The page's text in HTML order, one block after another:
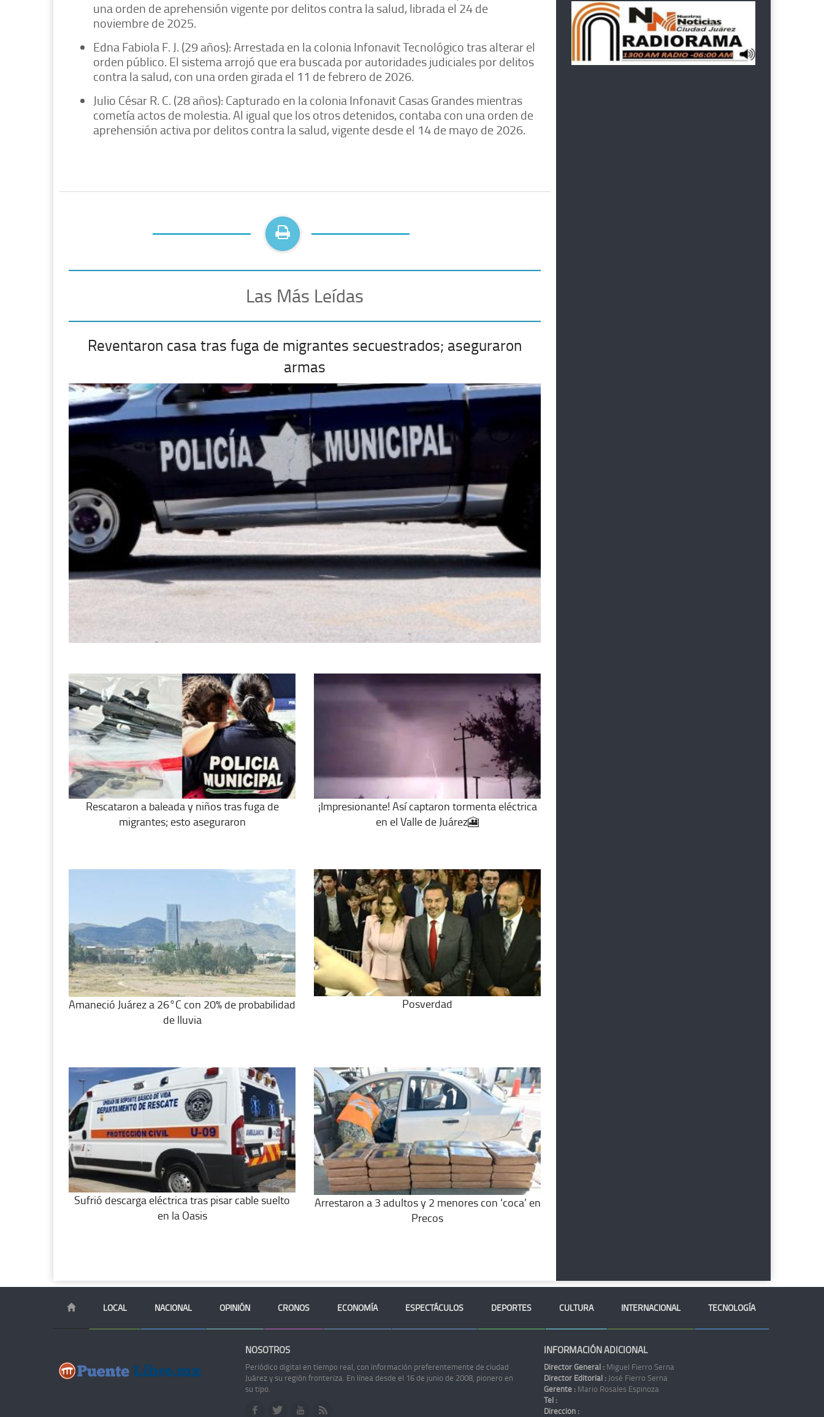
una orden de aprehensión vigente por delitos contra la salud, librada el 24 de
noviembre de 2025.
Edna Fabiola F. J. (29 años): Arrestada en la colonia Infonavit Tecnológico tras alterar el
orden público. El sistema arrojó que era buscada por autoridades judiciales por delitos
contra la salud, con una orden girada el 11 de febrero de 2026.
Julio César R. C. (28 años): Capturado en la colonia Infonavit Casas Grandes mientras
cometía actos de molestia. Al igual que los otros detenidos, contaba con una orden de
aprehensión activa por delitos contra la salud, vigente desde el 14 de mayo de 2026.
Las Más Leídas
Reventaron casa tras fuga de migrantes secuestrados; aseguraron
armas
Rescataron a baleada y niños tras fuga de
migrantes; esto aseguraron
¡Impresionante! Así captaron tormenta eléctrica
en el Valle de Juárez🎦
Amaneció Juárez a 26°C con 20% de probabilidad
de lluvia
Posverdad
Sufrió descarga eléctrica tras pisar cable suelto
en la Oasis
Arrestaron a 3 adultos y 2 menores con ‘coca’ en
Precos
LOCAL NACIONAL OPINIÓN CRONOS ECONOMÍA ESPECTÁCULOS DEPORTES CULTURA INTERNACIONAL TECNOLOGÍA
NOSOTROS
Periódico digital en tiempo real, con información preferentemente de ciudad
Juárez y su región fronteriza. En línea desde el 16 de junio de 2008, pionero en
su tipo.
INFORMACIÓN ADICIONAL
Director General : Miguel Fierro Serna
Director Editorial : José Fierro Serna
Gerente : Mario Rosales Espinoza
Tel :
Dirección :